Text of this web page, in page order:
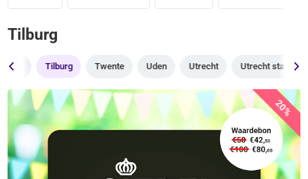
Tilburg
Tiel Tilburg Twente Uden Utrecht Utrecht stad
20%